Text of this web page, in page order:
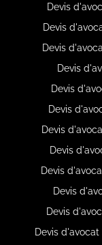
Devis
Devis
Devis
Devis
Devis
Devis
Devis
Devis
Devis
Devis
Devis
Devis